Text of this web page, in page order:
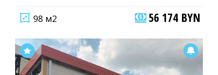
98 м2 56 174 BYN